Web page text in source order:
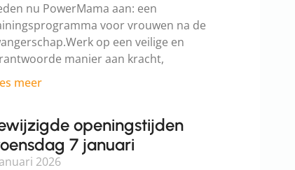
nu PowerMama aan: een
voor vrouwen na de
op een veilige en
manier aan kracht,
meer
openingstijden
7 januari
2026